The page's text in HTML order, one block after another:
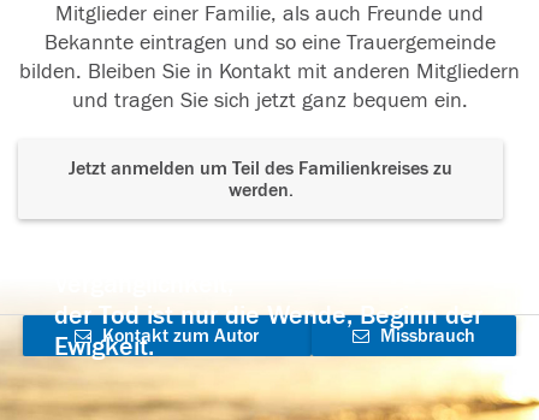
Mitglieder einer Familie, als auch Freunde und
Bekannte eintragen und so eine Trauergemeinde
bilden. Bleiben Sie in Kontakt mit anderen Mitgliedern
und tragen Sie sich jetzt ganz bequem ein.
Jetzt anmelden um Teil des Familienkreises zu
werden.
der Tod ist nur die Wende, Beginn der
Ewigkeit.
Kontakt zum Autor
aufnehmen
Missbrauch